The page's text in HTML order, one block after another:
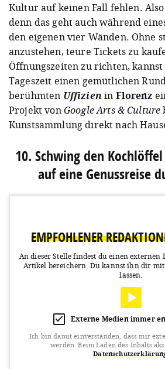
Kultur auf keinen Fall fehlen.
denn das geht auch während
den eigenen vier Wänden. Ohne
anzustehen, teure Tickets zu
Öffnungszeiten zu richten,
Tageszeit einen gemütlichen
berühmten Uffizienin Florenz
Projekt vonGoogle Arts & Culture
Kunstsammlung direkt nach
10. Schwing den
auf eine Genussreise
EMPFOHLENER
An dieser Stelle findest du einen
Artikel bereichern. Du kannst ihn dir
lassen.
Externe Medien immer
Ich bin damit einverstanden, dass mir
werden. Beim Laden des Inhalts